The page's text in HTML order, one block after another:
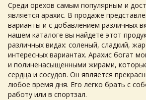
Среди орехов самым популярным и
является арахис. В продаже
варианты и с добавлением различных
нашем каталоге вы найдете этот
различных видах: соленый, сладкий,
интересных вариантах. Арахис богат
и полиненасыщенными жирами,
сердца и сосудов. Он является
любое время дня. Его легко брать с
работу или в спортзал.